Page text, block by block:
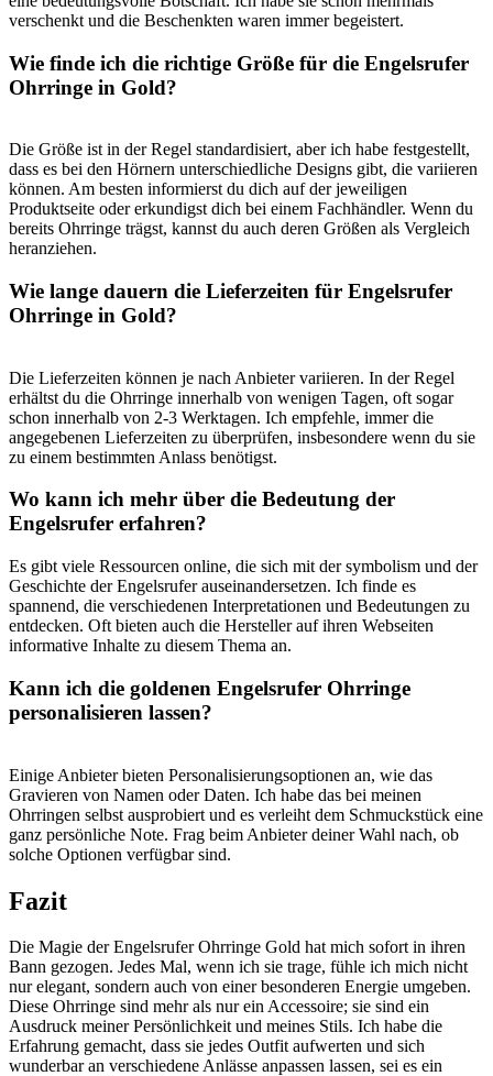
verschenkt‍ und⁢ die Beschenkten waren immer begeistert.
Wie finde ⁢ich ⁤die⁤ richtige Größe für die Engelsrufer
Ohrringe in Gold?
Die Größe ist in der⁣ Regel standardisiert, aber ⁣ich habe festgestellt,
dass es bei den ⁣Hörnern ​unterschiedliche Designs gibt, die variieren
können. ​Am besten informierst ‌du dich auf der jeweiligen
Produktseite⁣ oder erkundigst dich bei⁣ einem⁣ Fachhändler. Wenn du
bereits Ohrringe trägst, kannst ‍du auch​ deren ⁢Größen als Vergleich
heranziehen.
Wie‍ lange dauern die Lieferzeiten‍ für⁣ Engelsrufer
Ohrringe in Gold?
Die Lieferzeiten⁢ können je nach Anbieter ‍variieren. In ⁢der⁣ Regel
erhältst du die Ohrringe innerhalb ⁣von wenigen⁤ Tagen, oft sogar
schon ‍innerhalb von 2-3‌ Werktagen. Ich empfehle, immer die
angegebenen Lieferzeiten zu überprüfen, ‍insbesondere wenn du sie
zu einem bestimmten ⁣Anlass benötigst.
Wo ⁢kann ich mehr ⁣über die ⁣Bedeutung der
Engelsrufer​ erfahren?
Es gibt viele‌ Ressourcen‍ online, die⁢ sich mit⁣ der symbolism und der
Geschichte der Engelsrufer auseinandersetzen. ‍Ich finde es
spannend, ‌die verschiedenen Interpretationen und Bedeutungen zu
entdecken. Oft​ bieten auch die Hersteller auf ihren Webseiten
informative Inhalte ‌zu diesem Thema an.
Kann ich die goldenen Engelsrufer Ohrringe
personalisieren lassen?
Einige Anbieter bieten Personalisierungsoptionen an,⁣ wie das
Gravieren von⁢ Namen oder ⁣Daten. Ich⁤ habe das bei meinen
Ohrringen⁤ selbst ausprobiert und es verleiht dem ⁢Schmuckstück eine
ganz persönliche Note. Frag beim Anbieter deiner Wahl ‌nach, ob ​
solche ⁢Optionen verfügbar sind.
Fazit
Die⁣ Magie der⁢ Engelsrufer⁢ Ohrringe Gold ⁣hat mich sofort in ihren
Bann gezogen. Jedes Mal, wenn ich sie trage, fühle ich⁣ mich‍ nicht
nur elegant, ‌sondern auch von einer besonderen Energie umgeben.‍
Diese ⁣Ohrringe sind mehr als ⁣nur ein Accessoire; ⁣sie ⁣sind ein⁢
Ausdruck⁣ meiner Persönlichkeit⁤ und meines Stils. Ich habe die
Erfahrung gemacht, ‌dass sie jedes Outfit aufwerten und sich
wunderbar an‌ verschiedene Anlässe anpassen lassen, sei es ein